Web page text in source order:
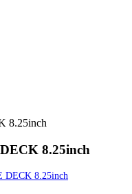
8.25inch
DECK 8.25inch